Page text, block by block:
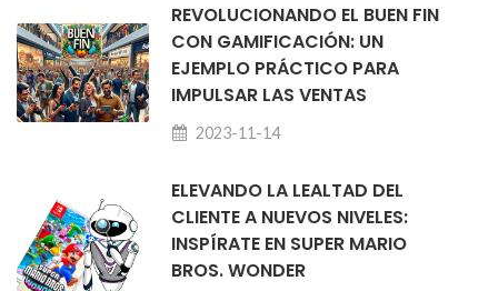
REVOLUCIONANDO EL BUEN FIN
CON GAMIFICACIÓN: UN
EJEMPLO PRÁCTICO PARA
IMPULSAR LAS VENTAS
2023-11-14
ELEVANDO LA LEALTAD DEL
CLIENTE A NUEVOS NIVELES:
INSPÍRATE EN SUPER MARIO
BROS. WONDER